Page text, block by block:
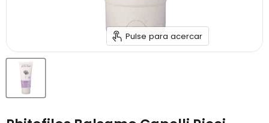
Pulse para acercar